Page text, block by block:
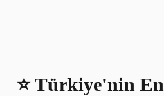
⭐ Türkiye'nin